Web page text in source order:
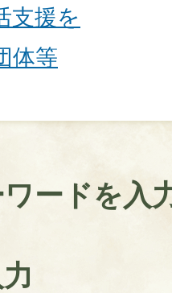
支援を
体等
ードを入